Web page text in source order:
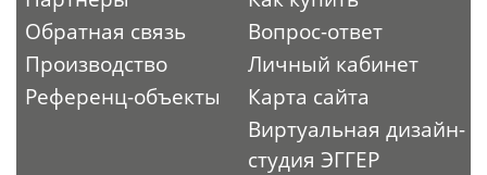
Обратная связь
Производство
Референц-объекты
Вопрос-ответ
Личный кабинет
Карта сайта
Виртуальная дизайн-
студия ЭГГЕР